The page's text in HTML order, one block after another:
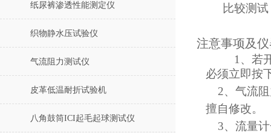
纸尿裤渗透性能测定仪
织物静水压试验仪
气流阻力测试仪
皮革低温耐折试验机
八角鼓筒ICI起毛起球测试仪
比较测
注意事项及
1、若
必须立即按
2、气流阻
擅自修改。
3、流量计